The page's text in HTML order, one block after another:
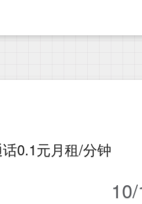
0.1元月租/分钟